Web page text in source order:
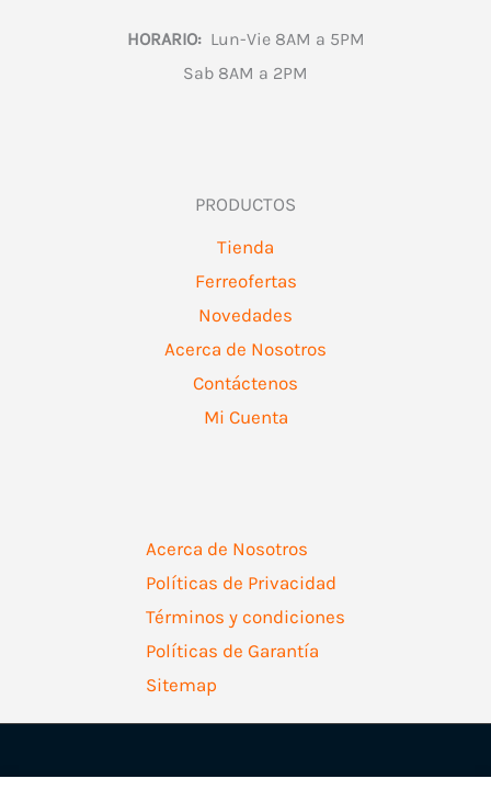
HORARIO:Lun-Vie 8AM a 5PM
Sab 8AM a 2PM
PRODUCTOS
Tienda
Ferreofertas
Novedades
Acerca de Nosotros
Contáctenos
Mi Cuenta
Acerca de Nosotros
Políticas de Privacidad
Términos y condiciones
Políticas de Garantía
Sitemap